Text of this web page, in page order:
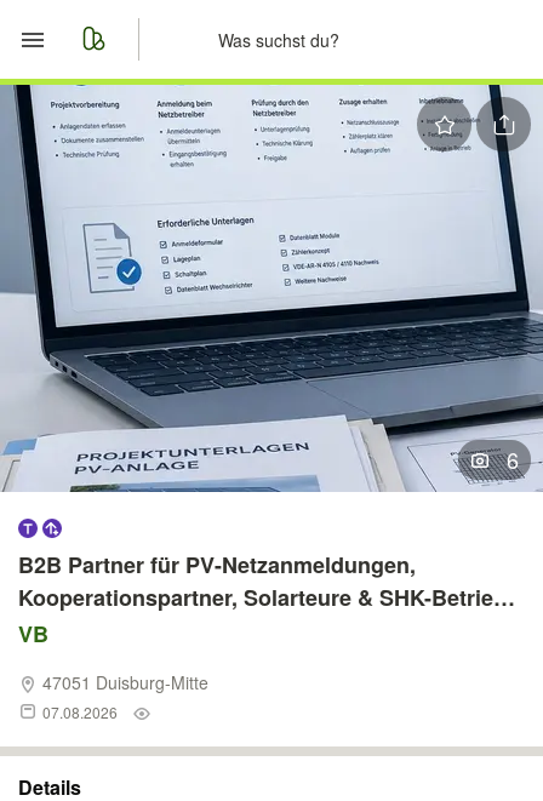
Start
Nachrichten
Anzeige aufgeben
6
B2B Partner für PV-Netzanmeldungen,
Kooperationspartner, Solarteure & SHK-Betriebe,
Netzbetreiber-Kommunikation, PV-
VB
47051 Duisburg-Mitte
07.08.2026
Details